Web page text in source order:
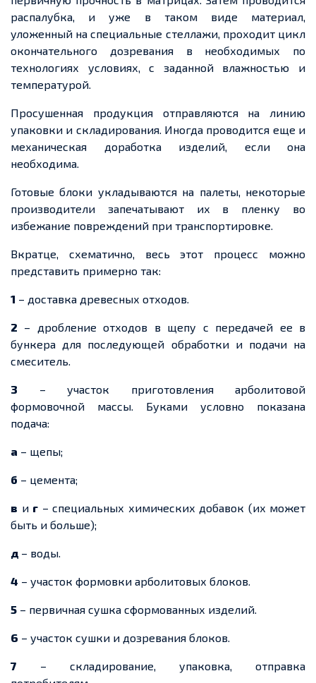
распалубка, и уже в таком виде материал,
уложенный на специальные стеллажи, проходит цикл
окончательного дозревания в необходимых по
технологиях условиях, с заданной влажностью и
температурой.
Просушенная продукция отправляются на линию
упаковки и складирования. Иногда проводится еще и
механическая доработка изделий, если она
необходима.
Готовые блоки укладываются на палеты, некоторые
производители запечатывают их в пленку во
избежание повреждений при транспортировке.
Вкратце, схематично, весь этот процесс можно
представить примерно так:
1 – доставка древесных отходов.
2 – дробление отходов в щепу с передачей ее в
бункера для последующей обработки и подачи на
смеситель.
3 – участок приготовления арболитовой
формовочной массы. Буками условно показана
подача:
а – щепы;
б – цемента;
в и г – специальных химических добавок (их может
быть и больше);
д – воды.
4 – участок формовки арболитовых блоков.
5 – первичная сушка сформованных изделий.
6 – участок сушки и дозревания блоков.
7 – складирование, упаковка, отправка